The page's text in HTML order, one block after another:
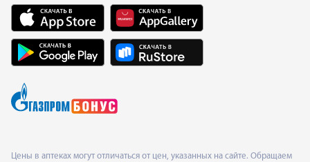
Цены в аптеках могут отличаться от цен, указанных на сайте. Обращаем